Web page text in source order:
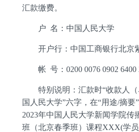
汇款缴费。
户 名：中国人民大学
开户行：中国工商银行北京
帐 号： 0200 0076 0902 6400
特别说明：汇款时“收款人（
国人民大学”六字，在“用途/摘要”
2023年中国人民大学新闻学院传
班（北京春季班）课程XXX(学